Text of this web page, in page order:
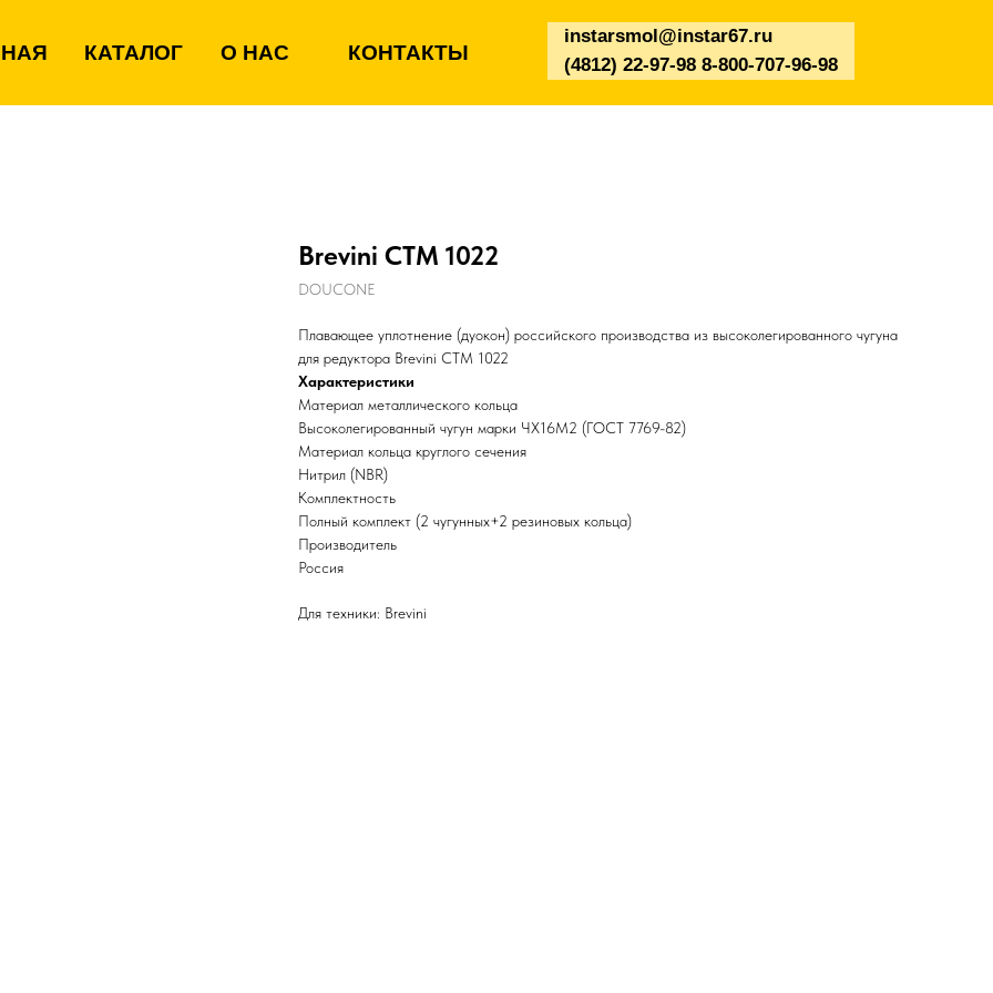
КАТАЛОГ О НАС КОНТАКТЫ
(4812) 22-97-98 8-800-707-96-98
instarsmol@instar67.ru
Brevini CTM 1022
DOUCONE
Плавающее уплотнение (дуокон) российского производства из высоколегированного чугуна
для редуктора Brevini CTM 1022
Характеристики
Материал металлического кольца
Высоколегированный чугун марки ЧХ16М2 (ГОСТ 7769-82)
Материал кольца круглого сечения
Нитрил (NBR)
Комплектность
Полный комплект (2 чугунных+2 резиновых кольца)
Производитель
Россия
Для техники: Brevini